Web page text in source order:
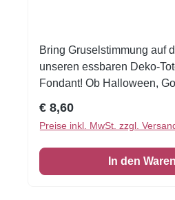
Bring Gruselstimmung auf
unseren essbaren Deko-
Fondant! Ob Halloween,
Geburtstag: Diese
Totenköpfe verleihen jeder
Etwas. Die schnelle und einfache Möglichkeit,
farbenfrohe Details für
Regulärer Preis:
€ 8,60
Preise inkl. MwSt. zzgl.
In den